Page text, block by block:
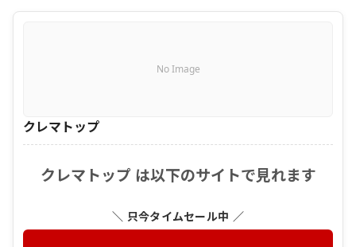
No Image
クレマトップ
クレマトップ は以下のサイトで見れます
＼ 只今タイムセール中 ／